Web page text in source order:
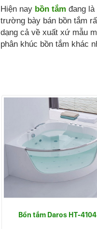
Hiện nay bồn tắm đang
trường bày bán bồn tắm
dạng cả về xuất xứ mẫu
phân khúc bồn tắm khác
Bồn tắm Daros HT-4104